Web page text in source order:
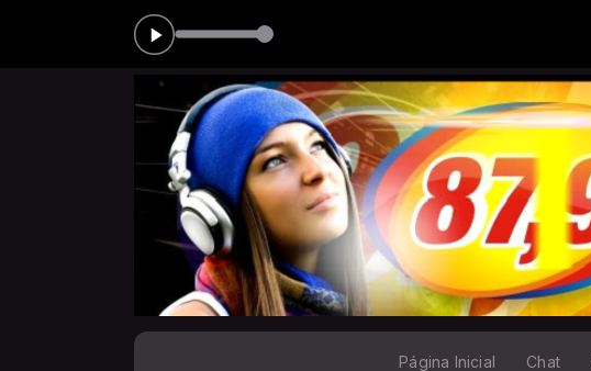
das 16:00 às 18:00
Página Inicial Chat